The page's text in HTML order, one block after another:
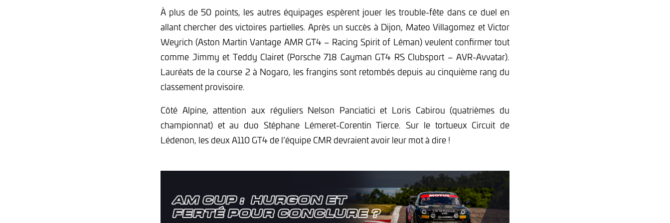
À plus de 50 points, les autres équipages espèrent jouer les trouble-fête dans ce duel en
allant chercher des victoires partielles. Après un succès à Dijon, Mateo Villagomez et Victor
Weyrich (Aston Martin Vantage AMR GT4 – Racing Spirit of Léman) veulent confirmer tout
comme Jimmy et Teddy Clairet (Porsche 718 Cayman GT4 RS Clubsport – AVR-Avvatar).
Lauréats de la course 2 à Nogaro, les frangins sont retombés depuis au cinquième rang du
classement provisoire.
Côté Alpine, attention aux réguliers Nelson Panciatici et Loris Cabirou (quatrièmes du
championnat) et au duo Stéphane Lémeret-Corentin Tierce. Sur le tortueux Circuit de
Lédenon, les deux A110 GT4 de l’équipe CMR devraient avoir leur mot à dire !